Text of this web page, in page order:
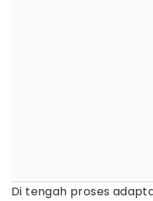
Di tengah proses